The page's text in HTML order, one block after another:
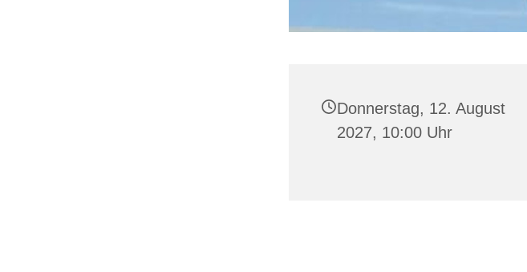
Donnerstag, 12. August
2027, 10:00 Uhr